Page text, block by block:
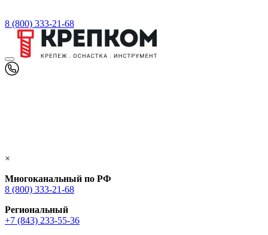
8 (800) 333-21-68
×
Многоканальный по РФ
8 (800) 333‑21-68
Региональный
+7 (843) 233-55-36